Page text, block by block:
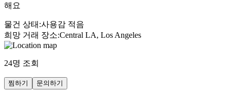
해요
물건 상태 :사용감 적음
희망 거래 장소:Central LA, Los Angeles
24명 조회
찜하기 문의하기